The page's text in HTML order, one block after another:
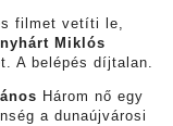
filmet vetíti le,
Miklós
A belépés díjtalan.
Három nő egy
a dunaújvárosi